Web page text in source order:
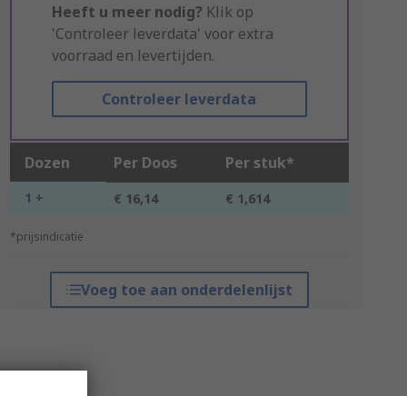
Heeft u meer nodig? Klik op
'Controleer leverdata' voor extra
voorraad en levertijden.
Controleer leverdata
Dozen Per Doos Per stuk*
1 + € 16,14 € 1,614
*prijsindicatie
Voeg toe aan onderdelenlijst